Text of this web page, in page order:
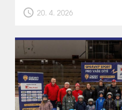
schedule 20. 4. 2026